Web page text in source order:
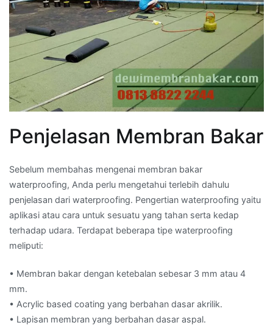
Penjelasan Membran Bakar
Sebelum membahas mengenai membran bakar
waterproofing, Anda perlu mengetahui terlebih dahulu
penjelasan dari waterproofing. Pengertian waterproofing yaitu
aplikasi atau cara untuk sesuatu yang tahan serta kedap
terhadap udara. Terdapat beberapa tipe waterproofing
meliputi:
• Membran bakar dengan ketebalan sebesar 3 mm atau 4
mm.
• Acrylic based coating yang berbahan dasar akrilik.
• Lapisan membran yang berbahan dasar aspal.